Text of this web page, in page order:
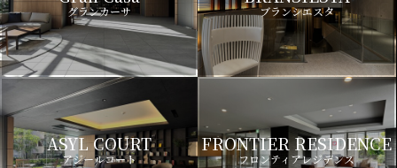
グランカーサ ブランシエスタ
ASYL COURT
アジールコート
FRONTIER RESIDENCE
フロンティアレジデンス